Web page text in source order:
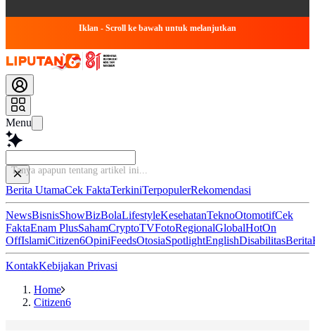
Iklan - Scroll ke bawah untuk melanjutkan
Menu
Ba
Berita UtamaCek FaktaTerkiniTerpopulerRekomendasi
NewsBisnisShowBizBolaLifestyleKesehatanTeknoOtomotifCek
FaktaEnam PlusSahamCryptoTVFotoRegionalGlobalHotOn
OffIslamiCitizen6OpiniFeedsOtosiaSpotlightEnglishDisabilitasBerita
KontakKebijakan Privasi
Home
Citizen6